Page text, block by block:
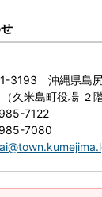
3193 沖縄県島
久米島町役場 ２階
7122
7080